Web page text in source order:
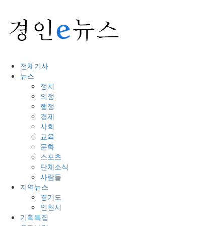
전체기사
뉴스
정치
의정
행정
경제
사회
교육
문화
스포츠
단체소식
사람들
지역뉴스
경기도
인천시
기획특집